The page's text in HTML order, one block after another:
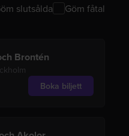
slutsålda
Göm fåtal
Brontén
Boka biljett